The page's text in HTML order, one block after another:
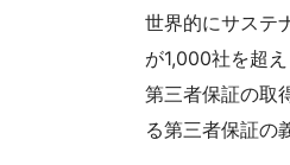
世界的にサステ
が1,000社を超え
第三者保証の取
る第三者保証の